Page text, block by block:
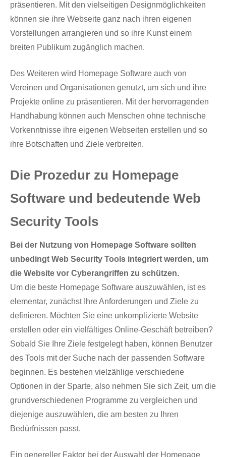
präsentieren. Mit den vielseitigen Designmöglichkeiten
können sie ihre Webseite ganz nach ihren eigenen
Vorstellungen arrangieren und so ihre Kunst einem
breiten Publikum zugänglich machen.
Des Weiteren wird Homepage Software auch von
Vereinen und Organisationen genutzt, um sich und ihre
Projekte online zu präsentieren. Mit der hervorragenden
Handhabung können auch Menschen ohne technische
Vorkenntnisse ihre eigenen Webseiten erstellen und so
ihre Botschaften und Ziele verbreiten.
Die Prozedur zu Homepage
Software und bedeutende Web
Security Tools
Bei der Nutzung von Homepage Software sollten
unbedingt Web Security Tools integriert werden, um
die Website vor Cyberangriffen zu schützen.
Um die beste Homepage Software auszuwählen, ist es
elementar, zunächst Ihre Anforderungen und Ziele zu
definieren. Möchten Sie eine unkomplizierte Website
erstellen oder ein vielfältiges Online-Geschäft betreiben?
Sobald Sie Ihre Ziele festgelegt haben, können Benutzer
des Tools mit der Suche nach der passenden Software
beginnen. Es bestehen vielzählige verschiedene
Optionen in der Sparte, also nehmen Sie sich Zeit, um die
grundverschiedenen Programme zu vergleichen und
diejenige auszuwählen, die am besten zu Ihren
Bedürfnissen passt.
Ein genereller Faktor bei der Auswahl der Homepage